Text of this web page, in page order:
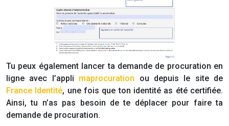
Tu peux également lancer ta demande de procuration en
ligne avec l’appli maprocuration ou depuis le site de
France Identité, une fois que ton identité as été certifiée.
Ainsi, tu n’as pas besoin de te déplacer pour faire ta
demande de procuration.